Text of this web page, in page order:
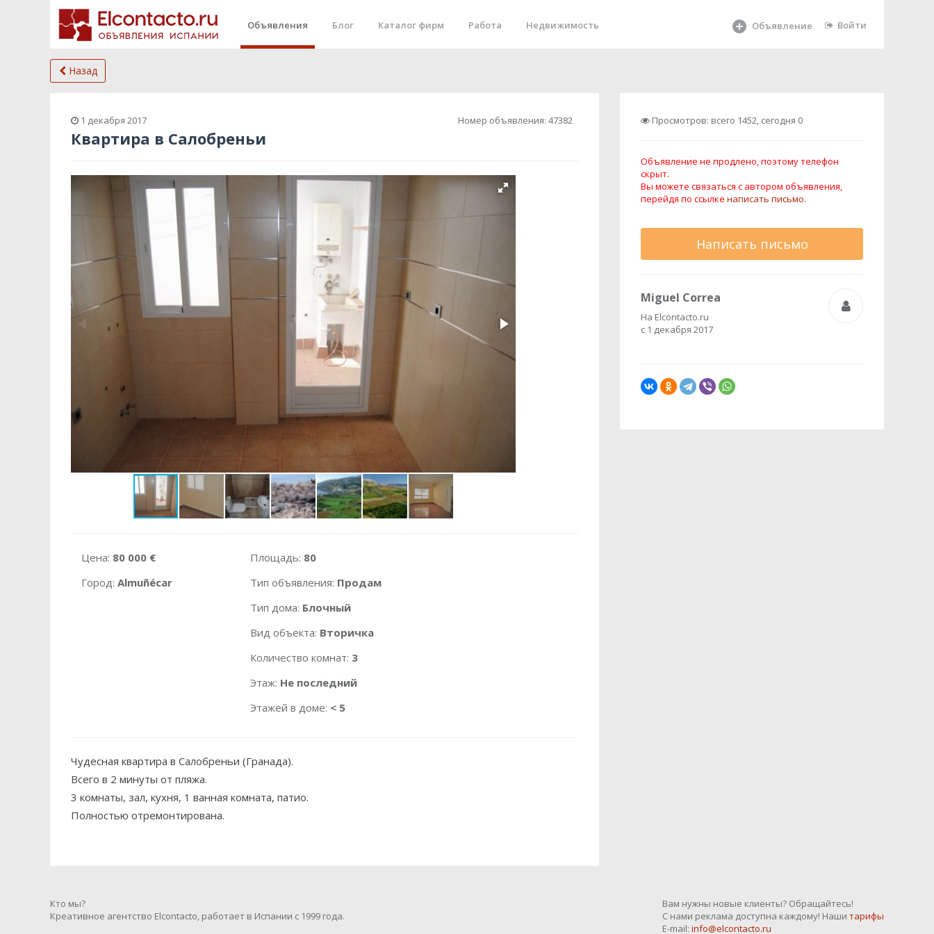
Объявления Блог Каталог фирм Работа Недвижимость Объявление Войти
Назад
1 декабря 2017 Номер объявления: 47382
Квартира в Салобреньи
Цена: 80 000 €
Город: Almuñécar
Площадь: 80
Тип объявления: Продам
Тип дома: Блочный
Вид объекта: Вторичка
Количество комнат: 3
Этаж: Не последний
Этажей в доме: < 5
Чудесная квартира в Салобреньи (Гранада).
Всего в 2 минуты от пляжа.
3 комнаты, зал, кухня, 1 ванная комната, патио.
Полностью отремонтирована.
Просмотров: всего 1452, сегодня 0
Объявление не продлено, поэтому телефон
скрыт.
Вы можете связаться с автором объявления,
перейдя по ссылке написать письмо.
Написать письмо
Miguel Correa
На Elcontacto.ru
с 1 декабря 2017
Кто мы?
Креативное агентство Elcontacto, работает в Испании с 1999 года.
Вам нужны новые клиенты? Обращайтесь!
С нами реклама доступна каждому! Наши тарифы
E-mail: info@elcontacto.ru